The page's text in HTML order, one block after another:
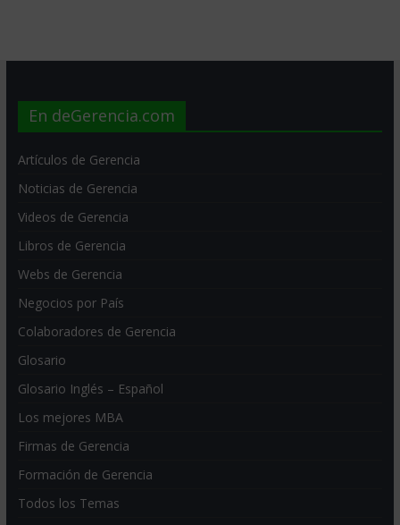
En deGerencia.com
Artículos de Gerencia
Noticias de Gerencia
Videos de Gerencia
Libros de Gerencia
Webs de Gerencia
Negocios por País
Colaboradores de Gerencia
Glosario
Glosario Inglés – Español
Los mejores MBA
Firmas de Gerencia
Formación de Gerencia
Todos los Temas